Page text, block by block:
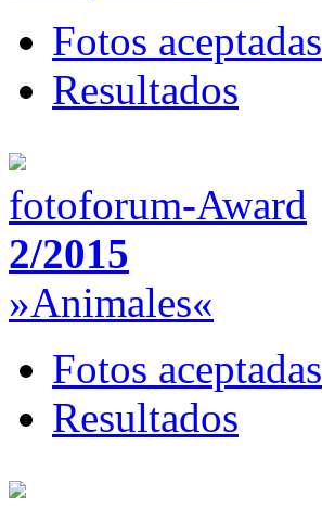
Fotos aceptadas
Resultados
fotoforum-Award
2/2015
»Animales«
Fotos aceptadas
Resultados